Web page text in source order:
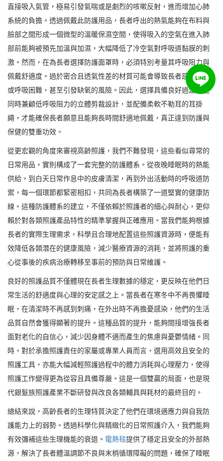
直接吸入氣管，極易引發氣喘或是劇烈的咳嗽反射，進而增加心肺
系統的負擔。透過佩戴此防護用品，長者呼出的熱氣能夠在布料與
臉部之間形成一個微型的溫暖保濕空間，使得吸入的空氣在進入肺
部前能夠被預先加溫與加濕，大幅降低了冷空氣對呼吸道黏膜的刺
激。然而，在為長者選擇防護面罩時，必須特別考量其呼吸阻力與
佩戴舒適度。過於密合且透氣性差的材質可能會導致長者感到胸悶
或呼吸困難，甚至引發缺氧的風險。因此，選擇具備良好過濾效能
同時兼顧低呼吸阻力的立體剪裁設計，並配備柔軟不勒耳的耳掛
繩，才能確保長者願意且能夠長時間舒適地佩戴，真正達到防護與
保健的雙重功效。
從更宏觀的角度來審視高齡照護，我們不難發現，這些看似尋常的
日常用品，實則構成了一套完整的防護體系。從夜晚睡眠時的熱能
供給，到白天日常作息中的皮膚清潔，再到外出活動時的呼吸道防
禦，每一個環節都緊密相扣，共同為長者構築了一道堅實的健康防
線。這種防護體系的建立，不僅依賴於照護者的細心與耐心，更仰
賴於對各類照護產品特性的精準掌握與正確應用。當我們能夠根據
長者的實際生理需求，科學且合理地配置這些照護資源時，便能有
效降低各類潛在的健康風險，減少醫療資源的消耗，並將照護的重
心從事後的疾病治療轉移至事前的預防與日常維護。
良好的照護品質不僅體現在長者生理數據的穩定，更反映在他們日
常生活的舒適度與心理的安定感之上。當長者在寒冬中不再畏懼睡
眠，在清潔時不再感到刺痛，在外出時不再擔憂感染，他們的生活
品質自然會獲得顯著的提升。這種品質的提升，能夠間接增強長者
面對老化的自信心，減少因身體不適而產生的焦慮與憂鬱情緒。同
時，對於承擔照護責任的家屬或專業人員而言，選用高效且安全的
照護工具，亦能大幅減輕照護過程中的體力消耗與心理壓力，使得
照護工作變得更為從容且具備尊嚴。這是一個雙贏的局面，也是現
代銀髮族照護產業不斷研發與改良各類輔具與耗材的最終目的。
總結來說，高齡長者的生理特質決定了他們在環境適應力與自我防
護能力上的弱勢。透過科學化與精緻化的日常照護介入，我們能夠
有效彌補這些生理機能的衰退。 電熱毯提供了穩定且安全的外部熱
源，解決了長者體溫調節不良與末梢循環障礙的問題，確保了睡眠